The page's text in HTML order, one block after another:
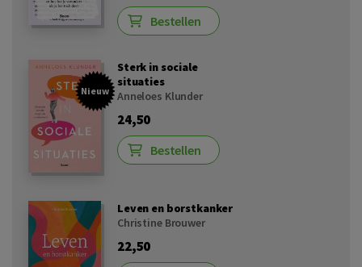
Bestellen
Nieuw
Sterk in sociale
situaties
Anneloes Klunder
24,50
Bestellen
Leven en borstkanker
Christine Brouwer
22,50